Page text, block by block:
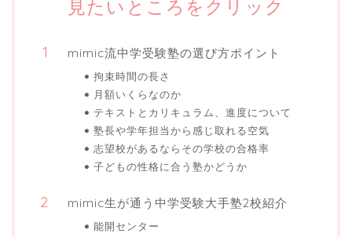
見たいところをクリック
mimic流中学受験塾の選び方ポイント
拘束時間の長さ
月額いくらなのか
テキストとカリキュラム、進度について
塾長や学年担当から感じ取れる空気
志望校があるならその学校の合格率
子どもの性格に合う塾かどうか
mimic生が通う中学受験大手塾2校紹介
能開センター